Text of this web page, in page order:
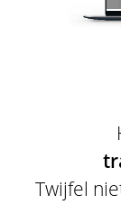
Twijfel